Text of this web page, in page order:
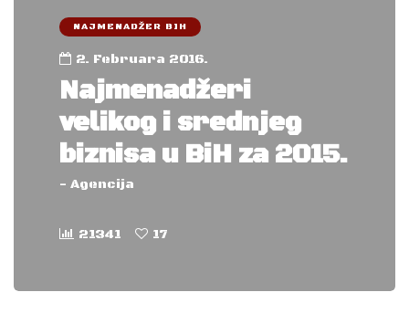
NAJMENADŽER BIH
2. Februara 2016.
Najmenadžeri
velikog i srednjeg
biznisa u BiH za 2015.
- Agencija
21341 17